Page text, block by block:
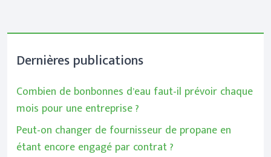
Dernières publications
Combien de bonbonnes d’eau faut-il prévoir chaque
mois pour une entreprise ?
Peut-on changer de fournisseur de propane en
étant encore engagé par contrat ?